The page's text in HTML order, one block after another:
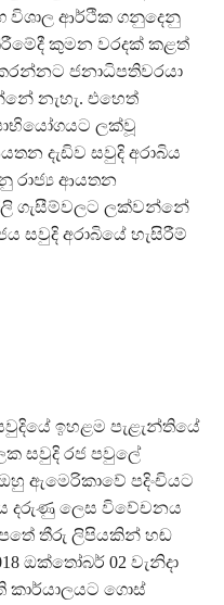
විශාල ආර්ථික ගනුදෙනු
කුමන වරදක් කළත්
ජනාධිපතිවරයා
නැහැ. එහෙත්
ලක්වූ
දැඩිව සවුදි අරාබිය
රාජ්‍ය ආයතන
ගැසීම්වලට ලක්වන්නේ
සවුදි අරාබියේ හැසිරීම්
ඉහළම පැළැන්තියේ
සවුදි රජ පවුලේ
ඇමෙරිකාවේ පදිංචියට
දරුණු ලෙස විවේචනය
තීරු ලිපියකින් හඬ
ඔක්තෝබර් 02 වැනිදා
කාර්යාලයට ගොස්